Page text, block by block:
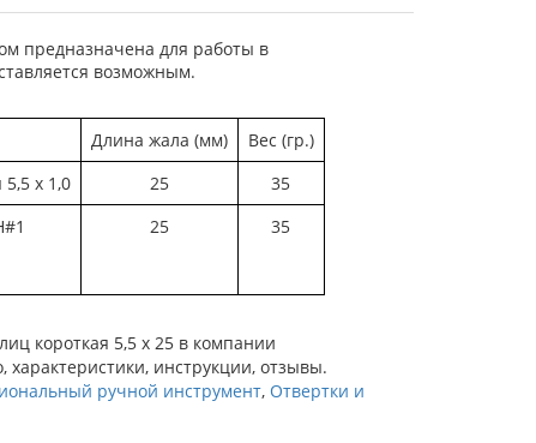
предназначена для работы в
возможным.
Длина жала (мм)
Вес (гр.)
х 1,0 25
35
25 35
короткая 5,5 х 25 в компании
характеристики, инструкции, отзывы.
ручной инструмент, Отвертки и